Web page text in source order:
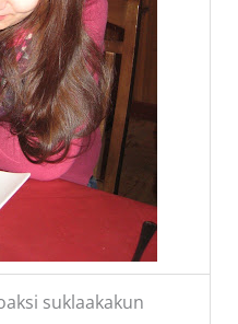
suklaakakun